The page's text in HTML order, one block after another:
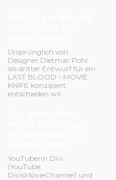
Ursprünglich von
Designer Dietmar Pohl
als dritter Entwurf für ein
LAST BLOOD - MOVIE
KNIFE konzipiert,
entschieden wir..
YouTuberin Divi
(YouTube:
DivisMovieChannel) und